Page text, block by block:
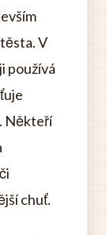
V
používá
Někteří
chuť.